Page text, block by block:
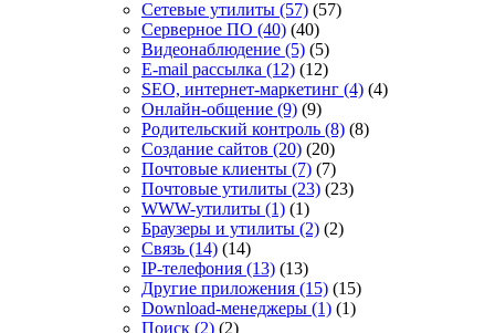
Сетевые утилиты (57) (57)
Серверное ПО (40) (40)
Видеонаблюдение (5) (5)
E-mail рассылка (12) (12)
SEO, интернет-маркетинг (4) (4)
Онлайн-общение (9) (9)
Родительский контроль (8) (8)
Создание сайтов (20) (20)
Почтовые клиенты (7) (7)
Почтовые утилиты (23) (23)
WWW-утилиты (1) (1)
Браузеры и утилиты (2) (2)
Связь (14) (14)
IP-телефония (13) (13)
Другие приложения (15) (15)
Download-менеджеры (1) (1)
Поиск (2) (2)